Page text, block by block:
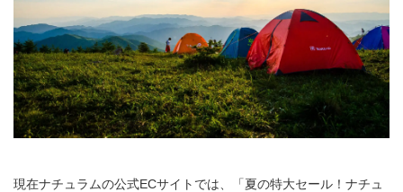
現在ナチュラムの公式ECサイトでは、「夏の特大セール！ナチュ